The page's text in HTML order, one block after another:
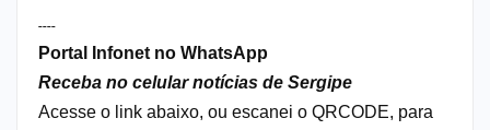
----
Portal Infonet no WhatsApp
Receba no celular notícias de Sergipe
Acesse o link abaixo, ou escanei o QRCODE, para